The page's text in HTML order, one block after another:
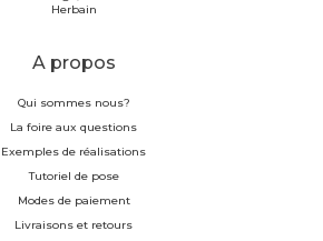
Herbain
A propos
Qui sommes nous?
La foire aux questions
Exemples de réalisations
Tutoriel de pose
Modes de paiement
Livraisons et retours